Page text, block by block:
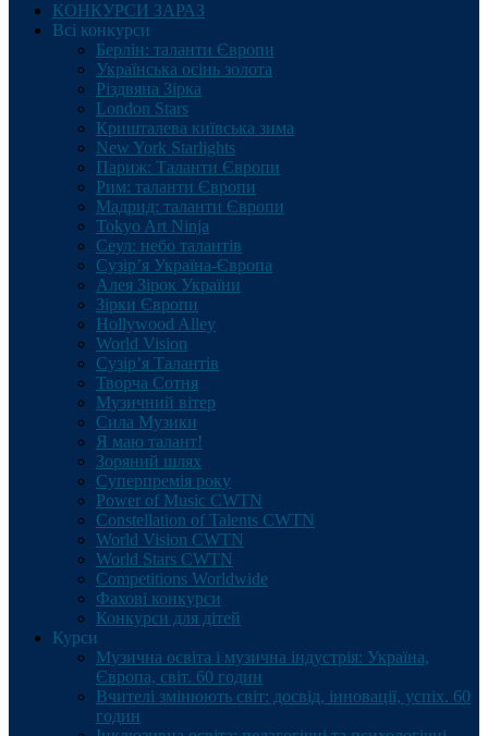
КОНКУРСИ ЗАРАЗ
Всі конкурси
Берлін: таланти Європи
Українська осінь золота
Різдвяна Зірка
London Stars
Кришталева київська зима
New York Starlights
Париж: Таланти Європи
Рим: таланти Європи
Мадрид: таланти Європи
Tokyo Art Ninja
Сеул: небо талантів
Сузір’я Україна-Європа
Алея Зірок України
Зірки Європи
Hollywood Alley
World Vision
Сузір’я Талантів
Творча Сотня
Музичний вітер
Сила Музики
Я маю талант!
Зоряний шлях
Суперпремія року
Power of Music CWTN
Constellation of Talents CWTN
World Vision CWTN
World Stars CWTN
Competitions Worldwide
Фахові конкурси
Конкурси для дітей
Курси
Музична освіта і музична індустрія: Україна,
Європа, світ. 60 годин
Вчителі змінюють світ: досвід, інновації, успіх. 60
годин